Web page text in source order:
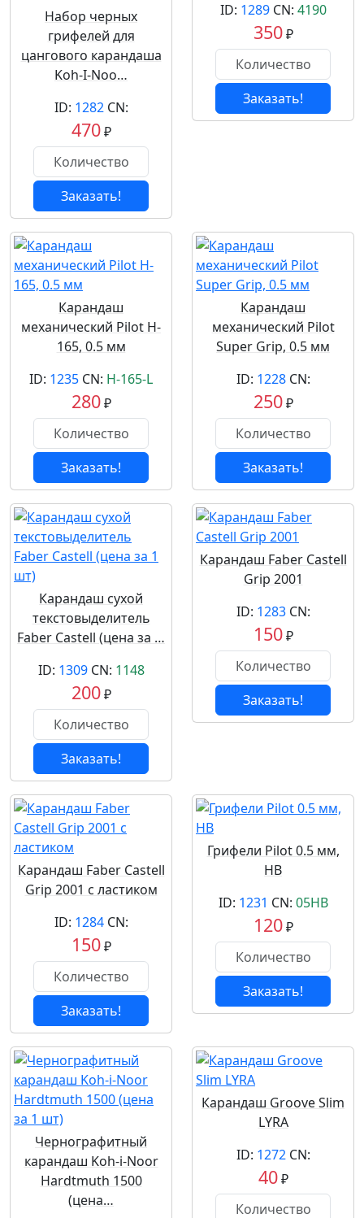
Набор черных
грифелей для
цангового карандаша
Koh-I-Noo…
ID: 1282CN:
470₽
Заказать!
ID: 1289CN: 4190
350₽
Заказать!
Карандаш
механический Pilot H-
165, 0.5 мм
ID: 1235 CN: H-165-L
280₽
Заказать!
Карандаш
механический Pilot
Super Grip, 0.5 мм
ID: 1228CN:
250₽
Заказать!
Карандаш сухой
текстовыделитель
Faber Castell (цена за …
ID: 1309CN: 1148
200₽
Заказать!
Карандаш Faber Castell
Grip 2001
ID: 1283CN:
150₽
Заказать!
Карандаш Faber Castell
Grip 2001 с ластиком
ID: 1284CN:
150₽
Заказать!
Грифели Pilot 0.5 мм,
HB
ID: 1231 CN: 05HB
120₽
Заказать!
Чернографитный
карандаш Koh-i-Noor
Hardtmuth 1500
(цена…
Карандаш Groove Slim
LYRA
ID: 1272CN:
40₽